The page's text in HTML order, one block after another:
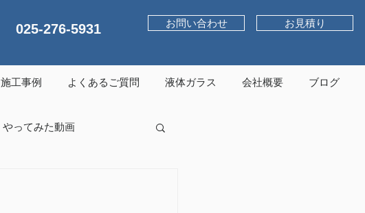
025-276-5931 お問い合わせ お見積り
施工事例 よくあるご質問 液体ガラス 会社概要 ブログ
やってみた動画